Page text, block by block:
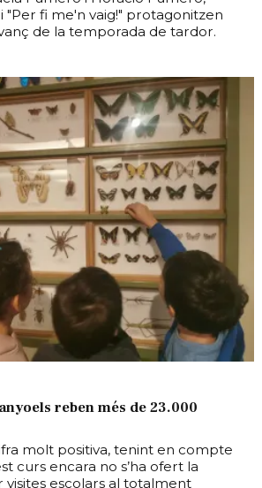
"Per fi me'n vaig!" protagonitzen
de la temporada de tardor.
reben més de 23.000
molt positiva, tenint en compte
curs encara no s’ha ofert la
visites escolars al totalment